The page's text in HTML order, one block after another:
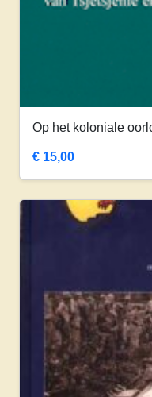
Op het koloniale
€ 15,00